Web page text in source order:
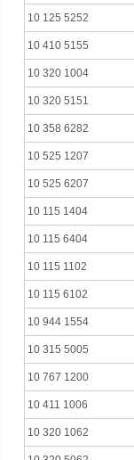
10 125 5252
10 410 5155
10 320 1004
10 320 5151
10 358 6282
10 525 1207
10 525 6207
10 115 1404
10 115 6404
10 115 1102
10 115 6102
10 944 1554
10 315 5005
10 767 1200
10 411 1006
10 320 1062